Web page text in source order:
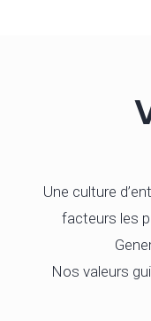
Une culture
facteurs les
Nos valeurs